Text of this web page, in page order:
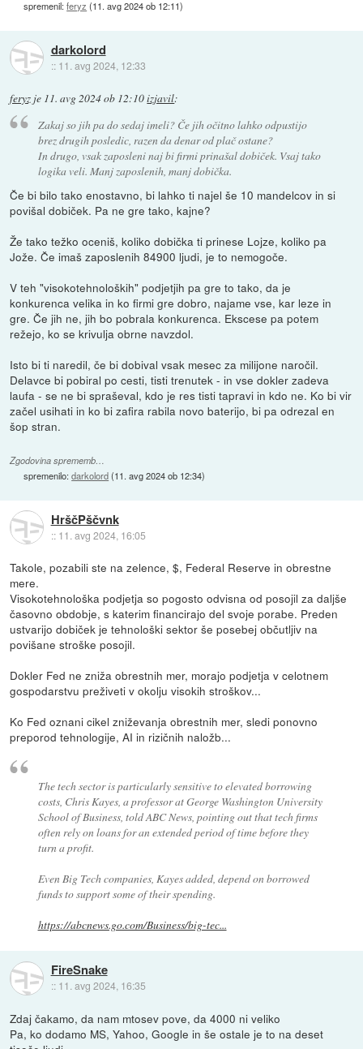
spremenil:feryz (11. avg 2024 ob 12:11)
darkolord
:: 11. avg 2024, 12:33
feryz je 11. avg 2024 ob 12:10izjavil:
Zakaj so jih pa do sedaj imeli? Če jih očitno lahko odpustijo
brez drugih posledic, razen da denar od plač ostane?
In drugo, vsak zaposleni naj bi firmi prinašal dobiček. Vsaj tako
logika veli. Manj zaposlenih, manj dobička.
Če bi bilo tako enostavno, bi lahko ti najel še 10 mandelcov in si
povišal dobiček. Pa ne gre tako, kajne?
Že tako težko oceniš, koliko dobička ti prinese Lojze, koliko pa
Jože. Če imaš zaposlenih 84900 ljudi, je to nemogoče.
V teh "visokotehnoloških" podjetjih pa gre to tako, da je
konkurenca velika in ko firmi gre dobro, najame vse, kar leze in
gre. Če jih ne, jih bo pobrala konkurenca. Ekscese pa potem
režejo, ko se krivulja obrne navzdol.
Isto bi ti naredil, če bi dobival vsak mesec za milijone naročil.
Delavce bi pobiral po cesti, tisti trenutek - in vse dokler zadeva
laufa - se ne bi spraševal, kdo je res tisti tapravi in kdo ne. Ko bi vir
začel usihati in ko bi zafira rabila novo baterijo, bi pa odrezal en
šop stran.
Zgodovina sprememb…
spremenilo:darkolord(11. avg 2024 ob 12:34)
HrščPščvnk
:: 11. avg 2024, 16:05
Takole, pozabili ste na zelence, $, Federal Reserve in obrestne
mere.
Visokotehnološka podjetja so pogosto odvisna od posojil za daljše
časovno obdobje, s katerim financirajo del svoje porabe. Preden
ustvarijo dobiček je tehnološki sektor še posebej občutljiv na
povišane stroške posojil.
Dokler Fed ne zniža obrestnih mer, morajo podjetja v celotnem
gospodarstvu preživeti v okolju visokih stroškov...
Ko Fed oznani cikel zniževanja obrestnih mer, sledi ponovno
preporod tehnologije, AI in rizičnih naložb...
The tech sector is particularly sensitive to elevated borrowing
costs, Chris Kayes, a professor at George Washington University
School of Business, told ABC News, pointing out that tech firms
often rely on loans for an extended period of time before they
turn a profit.
Even Big Tech companies, Kayes added, depend on borrowed
funds to support some of their spending.
https://abcnews.go.com/Business/big-tec...
FireSnake
:: 11. avg 2024, 16:35
Zdaj čakamo, da nam mtosev pove, da 4000 ni veliko
Pa, ko dodamo MS, Yahoo, Google in še ostale je to na deset